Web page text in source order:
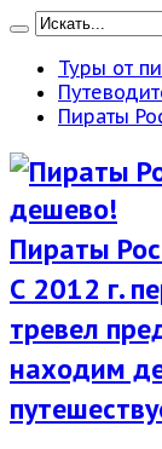
Туры от
Пираты
Пираты
С 2012 г.
тревел
находим